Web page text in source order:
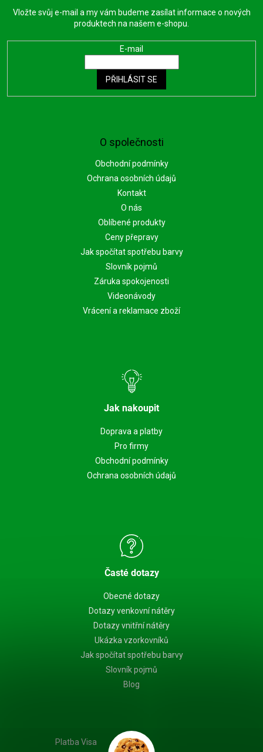
O společnosti
Obchodní podmínky
Ochrana osobních údajů
Kontakt
O nás
Oblíbené produkty
Ceny přepravy
Jak spočítat spotřebu barvy
Slovník pojmů
Záruka spokojenosti
Videonávody
Vrácení a reklamace zboží
Jak nakoupit
Doprava a platby
Pro firmy
Obchodní podmínky
Ochrana osobních údajů
Časté dotazy
Obecné dotazy
Dotazy venkovní nátěry
Dotazy vnitřní nátěry
Ukázka vzorkovníků
Jak spočítat spotřebu barvy
Slovník pojmů
Blog
Vložte svůj e-mail a my vám budeme zasílat informace o nových
produktech na našem e-shopu.
E-mail
PŘIHLÁSIT SE
Platba Visa